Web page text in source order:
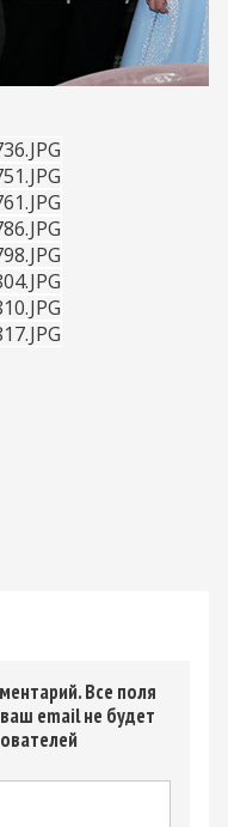
Все поля
email не будет